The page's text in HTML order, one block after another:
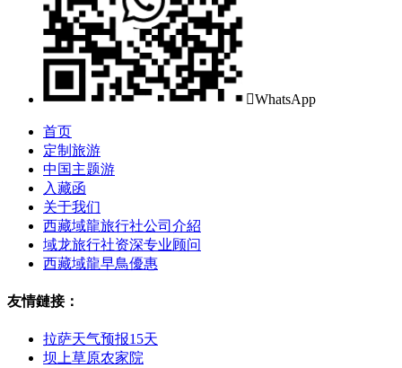
WhatsApp
首页
定制旅游
中国主题游
入藏函
关于我们
西藏域龍旅行社公司介紹
域龙旅行社资深专业顾问
西藏域龍早鳥優惠
友情鏈接：
拉萨天气预报15天
坝上草原农家院